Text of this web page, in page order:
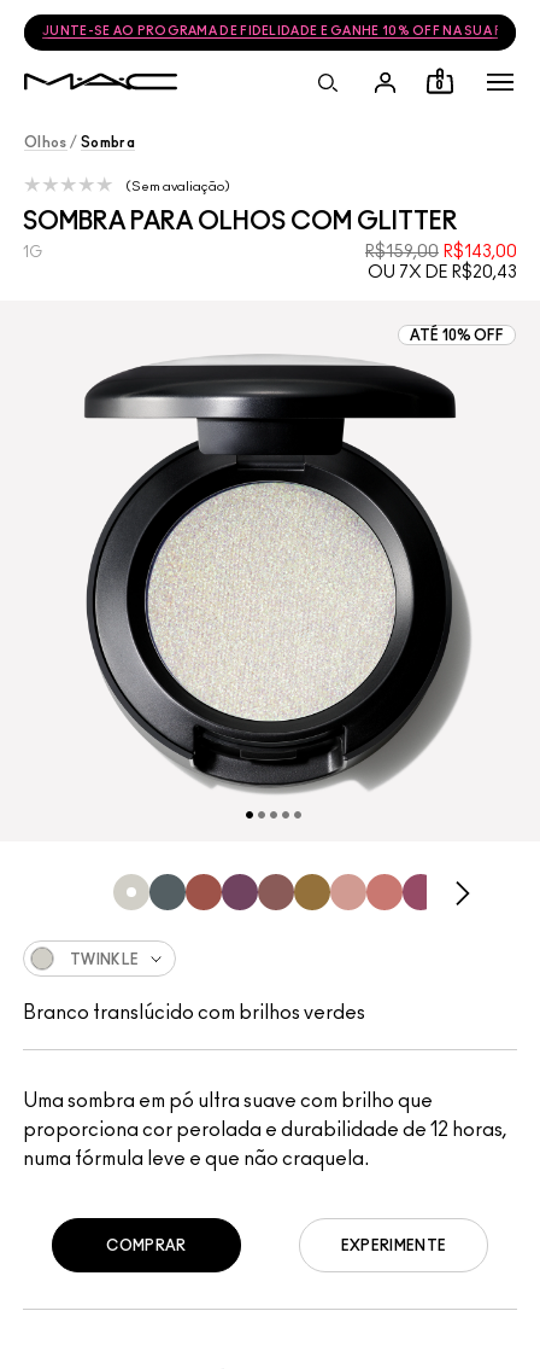
JUNTE-SE AO PROGRAMA DE FIDELIDADE E GANHE 10% OFF NA SUA
0
Olhos / Sombra
SOMBRA PARA OLHOS COM GLITTER
R$159,00 R$143,00
OU 7X DE R$20,43
1G
Sem avaliação
ATÉ 10% OFF
Uma sombra em pó ultra suave com brilho que
proporciona cor perolada e durabilidade de 12 horas,
numa fórmula leve e que não craquela.
TWINKLE
Branco translúcido com brilhos verdes
EXPERIMENTE
COMPRAR